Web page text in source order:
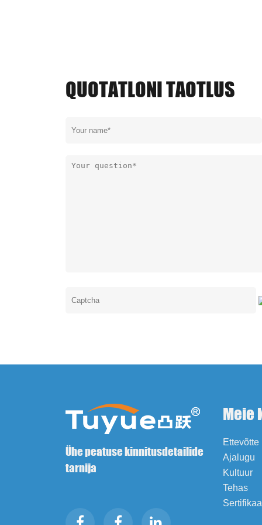
QUOTATLONI TAOTLUS
Ühe peatuse kinnitusdetailide
tarnija
Meie
Ettevõtte
Ajalugu
Kultuur
Tehas